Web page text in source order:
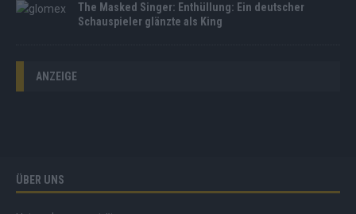
The Masked Singer: Enthüllung: Ein deutscher
Schauspieler glänzte als King
ANZEIGE
ÜBER UNS